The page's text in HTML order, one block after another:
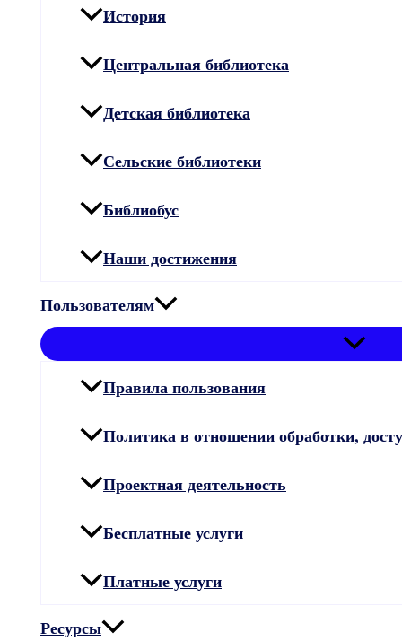
История
Центральная библиотека
Детская библиотека
Сельские библиотеки
Библиобус
Наши достижения
Пользователям
Правила пользования
Политика в отношении обработки,
Проектная деятельность
Бесплатные услуги
Платные услуги
Ресурсы